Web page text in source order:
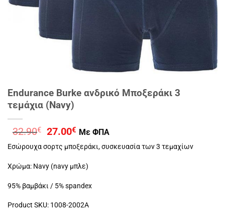
Endurance Burke ανδρικό Μποξεράκι 3
τεμάχια (Navy)
32.90€
Original
was:
32.90€.
27.00€ Η
τρέχουσα
τιμή
είναι:
27.00€.
Με ΦΠΑ
Εσώρουχα σορτς μποξεράκι, συσκευασία των 3 τεμαχίων
Χρώμα: Navy (navy μπλε)
95% βαμβάκι / 5% spandex
Product SKU: 1008-2002A